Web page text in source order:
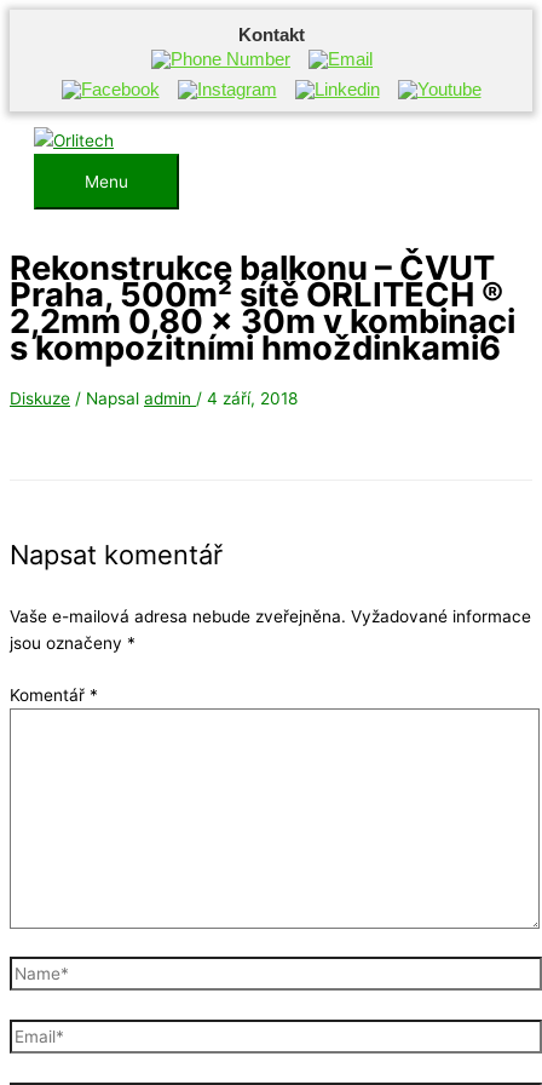
Kontakt
Přeskočit
Menu
Menu
Rekonstrukce balkonu – ČVUT
Praha, 500m² sítě ORLITECH ®
2,2mm 0,80 x 30m v kombinaci
s kompozitními hmoždinkami6
Diskuze / Napsal admin / 4 září, 2018
Napsat komentář
Vaše e-mailová adresa nebude zveřejněna. Vyžadované informace
jsou označeny *
Komentář *
Name*
Email*